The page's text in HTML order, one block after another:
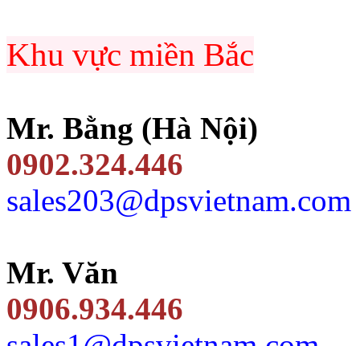
Khu vực miền Bắc
Mr. Bằng (Hà Nội)
0902.324.446
sales203@dpsvietnam.com
Mr. Văn
0906.934.446